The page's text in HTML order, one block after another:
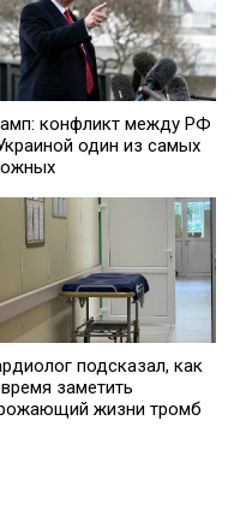
конфликт между РФ
один из самых
подсказал, как
заметить
жизни тромб